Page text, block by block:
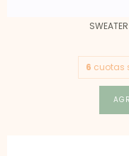
6 cuotas